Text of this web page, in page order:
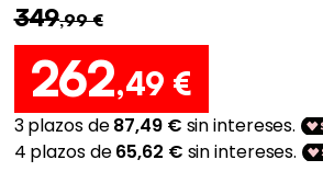
349,99 €
262,49 €